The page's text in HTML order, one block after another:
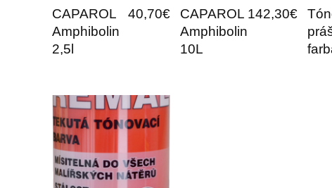
CAPAROL
Amphibolin
2,5l
40,70€
CAPAROL
Amphibolin
10L
142,30€